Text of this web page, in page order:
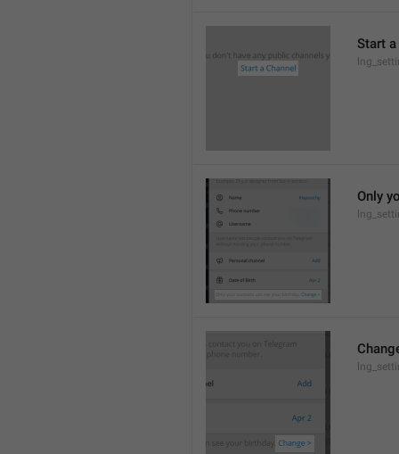
Start a
Only